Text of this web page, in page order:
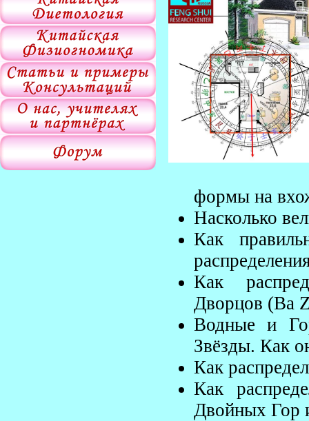
формы на
Насколько
Как
Как
Дворцов (Ba
Водные и
Звёзды. Как
Как
Как
Двойных Гор